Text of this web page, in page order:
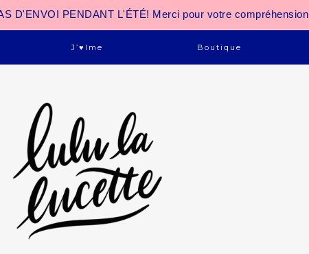
D'ENVOI PENDANT L'ÉTÉ! Merci pour votre compréhension
J’♥ime Boutique